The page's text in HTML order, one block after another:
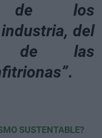
de los
del
de las
.
SUSTENTABLE?